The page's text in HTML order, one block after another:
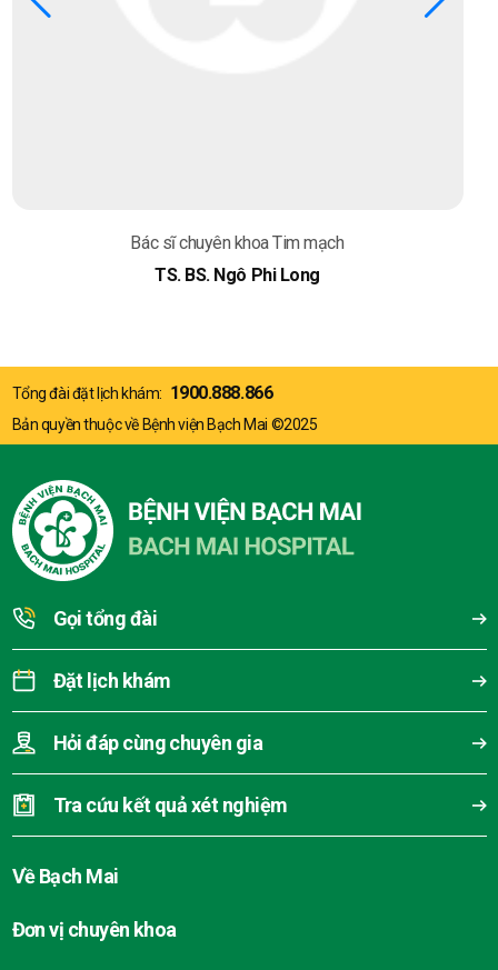
Bác sĩ chuyên khoa Tim mạch
TS. BS. Ngô Phi Long
Tổng đài đặt lịch khám: 1900.888.866
Bản quyền thuộc về Bệnh viện Bạch Mai ©2025
Gọi tổng đài
Đặt lịch khám
Hỏi đáp cùng chuyên gia
Tra cứu kết quả xét nghiệm
Về Bạch Mai
Đơn vị chuyên khoa